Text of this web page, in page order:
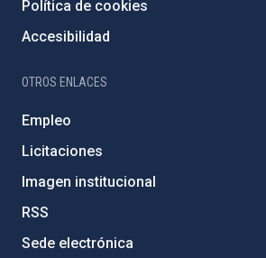
Política de cookies
Accesibilidad
OTROS ENLACES
Empleo
Licitaciones
Imagen institucional
RSS
Sede electrónica